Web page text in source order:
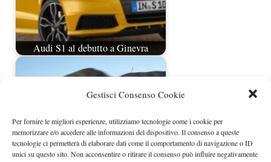
Gestisci Consenso Cookie
Per fornire le migliori esperienze, utilizziamo tecnologie come i cookie per
memorizzare e/o accedere alle informazioni del dispositivo. Il consenso a queste
tecnologie ci permetterà di elaborare dati come il comportamento di navigazione o ID
unici su questo sito. Non acconsentire o ritirare il consenso può influire negativamente
Audi S1 al debutto a Ginevra